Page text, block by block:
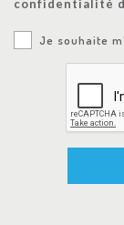
confidentialité
Je souhaite